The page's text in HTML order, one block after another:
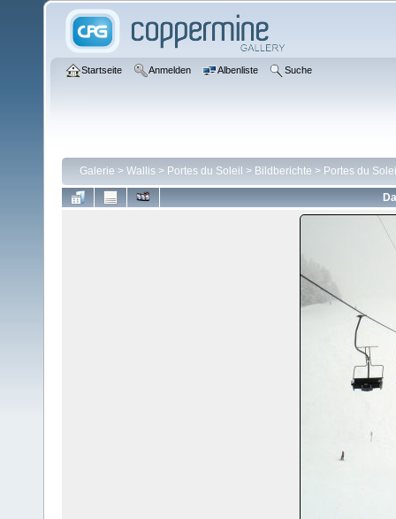
Startseite Anmelden Albenliste Suche
Galerie > Wallis > Portes du Soleil > Bildberichte > Portes du